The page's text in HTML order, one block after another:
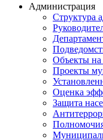
Администрация
Структура
Объекты на
Проекты
Оценка
Защита